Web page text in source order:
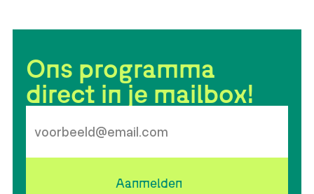
Ons programma
direct in je mailbox!
Aanmelden